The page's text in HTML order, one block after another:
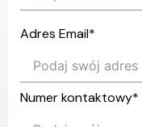
Adres Email*
Numer kontaktowy*